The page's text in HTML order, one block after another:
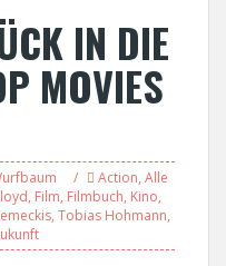
IN DIE
MOVIES
Action, Alle
, Film, Filmbuch, Kino,
, Tobias Hohmann,